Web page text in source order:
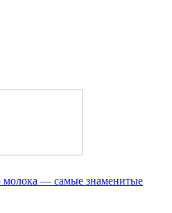
молока — самые знаменитые